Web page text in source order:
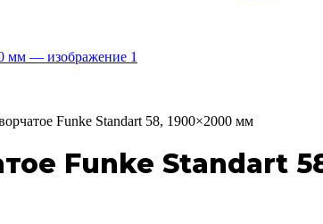
Funke Standart 58, 1900×2000 мм
Funke Standart